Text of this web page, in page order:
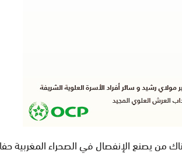
من يصنع الإنفصال في الصحراء المغربية